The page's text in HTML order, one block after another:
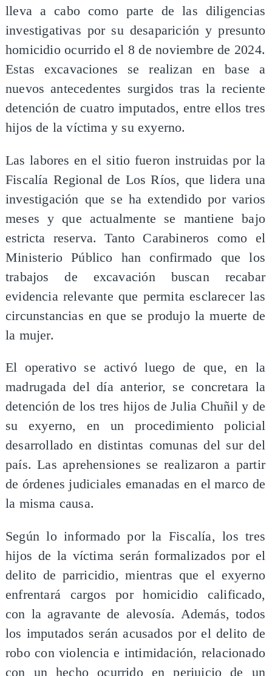
lleva a cabo como parte de las diligencias
investigativas por su desaparición y presunto
homicidio ocurrido el 8 de noviembre de 2024.
Estas excavaciones se realizan en base a
nuevos antecedentes surgidos tras la reciente
detención de cuatro imputados, entre ellos tres
hijos de la víctima y su exyerno.
Las labores en el sitio fueron instruidas por la
Fiscalía Regional de Los Ríos, que lidera una
investigación que se ha extendido por varios
meses y que actualmente se mantiene bajo
estricta reserva. Tanto Carabineros como el
Ministerio Público han confirmado que los
trabajos de excavación buscan recabar
evidencia relevante que permita esclarecer las
circunstancias en que se produjo la muerte de
la mujer.
El operativo se activó luego de que, en la
madrugada del día anterior, se concretara la
detención de los tres hijos de Julia Chuñil y de
su exyerno, en un procedimiento policial
desarrollado en distintas comunas del sur del
país. Las aprehensiones se realizaron a partir
de órdenes judiciales emanadas en el marco de
la misma causa.
Según lo informado por la Fiscalía, los tres
hijos de la víctima serán formalizados por el
delito de parricidio, mientras que el exyerno
enfrentará cargos por homicidio calificado,
con la agravante de alevosía. Además, todos
los imputados serán acusados por el delito de
robo con violencia e intimidación, relacionado
con un hecho ocurrido en perjuicio de un